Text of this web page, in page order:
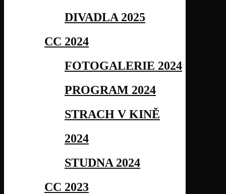
DIVADLA 2025
CC 2024
FOTOGALERIE 2024
PROGRAM 2024
STRACH V KINĚ
2024
STUDNA 2024
CC 2023